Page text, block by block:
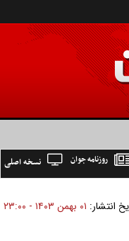
نسخه اصلی روزنامه جوان
انتشار: ۰۱ بهمن ۱۴۰۳ - ۲۳:۰۰